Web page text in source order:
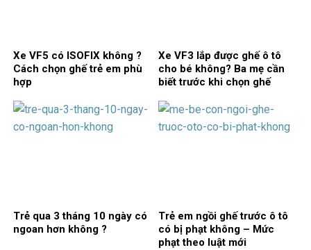
Xe VF5 có ISOFIX không ?
Cách chọn ghế trẻ em phù
hợp
Xe VF3 lắp được ghế ô tô
cho bé không? Ba mẹ cần
biết trước khi chọn ghế
Trẻ qua 3 tháng 10 ngày có
ngoan hơn không ?
Trẻ em ngồi ghế trước ô tô
có bị phạt không – Mức
phạt theo luật mới